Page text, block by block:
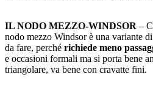
IL NODO MEZZO-WINDSOR –
nodo mezzo Windsor è una variante
da fare, perché richiede meno
e occasioni formali ma si porta bene
triangolare, va bene con cravatte fini.